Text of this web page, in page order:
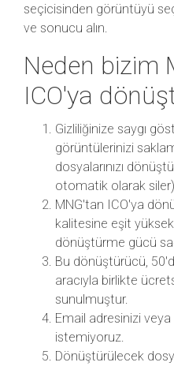
seçicisinden görüntüyü
ve sonucu alın.
Neden bizim
ICO'ya
Gizliliğinize saygı
görüntülerinizi
dosyalarınızı
otomatik olarak siler).
MNG'tan ICO'ya
kalitesine eşit
dönüştürme gücü
Bu dönüştürücü,
aracıyla birlikte
sunulmuştur.
Email adresinizi veya
istemiyoruz.
Dönüştürülecek